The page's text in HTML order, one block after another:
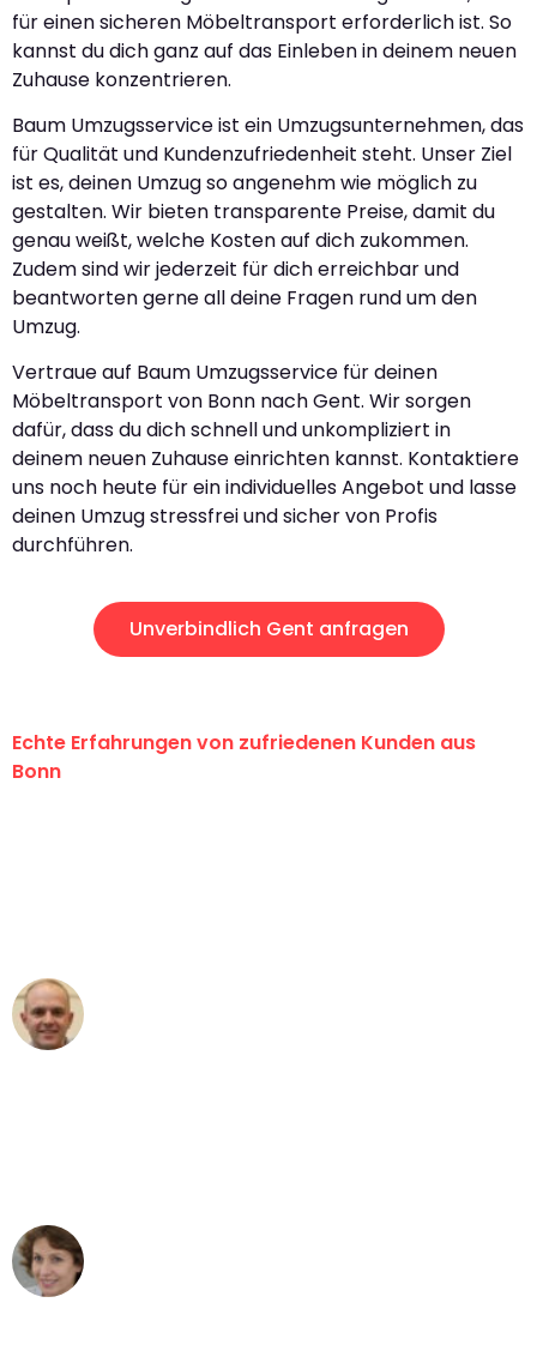
für einen sicheren Möbeltransport erforderlich ist. So
kannst du dich ganz auf das Einleben in deinem neuen
Zuhause konzentrieren.
Baum Umzugsservice ist ein Umzugsunternehmen, das
für Qualität und Kundenzufriedenheit steht. Unser Ziel
ist es, deinen Umzug so angenehm wie möglich zu
gestalten. Wir bieten transparente Preise, damit du
genau weißt, welche Kosten auf dich zukommen.
Zudem sind wir jederzeit für dich erreichbar und
beantworten gerne all deine Fragen rund um den
Umzug.
Vertraue auf Baum Umzugsservice für deinen
Möbeltransport von Bonn nach Gent. Wir sorgen
dafür, dass du dich schnell und unkompliziert in
deinem neuen Zuhause einrichten kannst. Kontaktiere
uns noch heute für ein individuelles Angebot und lasse
deinen Umzug stressfrei und sicher von Profis
durchführen.
Unverbindlich Gent anfragen
Echte Erfahrungen von zufriedenen Kunden aus
Bonn